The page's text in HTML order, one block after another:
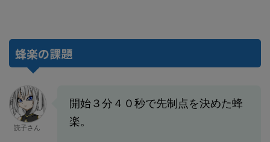
蜂楽の課題
読子さん
開始３分４０秒で先制点を決めた蜂
楽。